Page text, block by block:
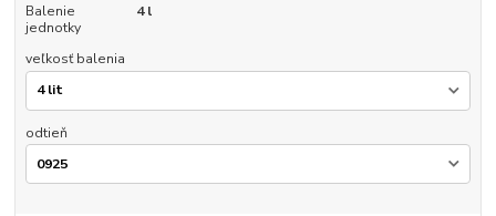
Balenie
jednotky
4 l
veľkosť balenia
odtieň